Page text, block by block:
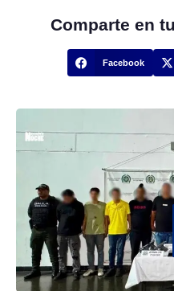
Comparte en
Facebook